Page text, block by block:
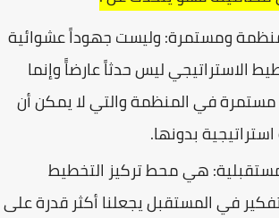
منظمة ومستمرة: وليست جهوداً عشوائية
الاستراتيجي ليس حدثاً عارضاًَ وإنما
في المنظمة والتي لا يمكن أن
بدونها.
هي محط تركيز التخطيط
في المستقبل يجعلنا أكثر قدرة على